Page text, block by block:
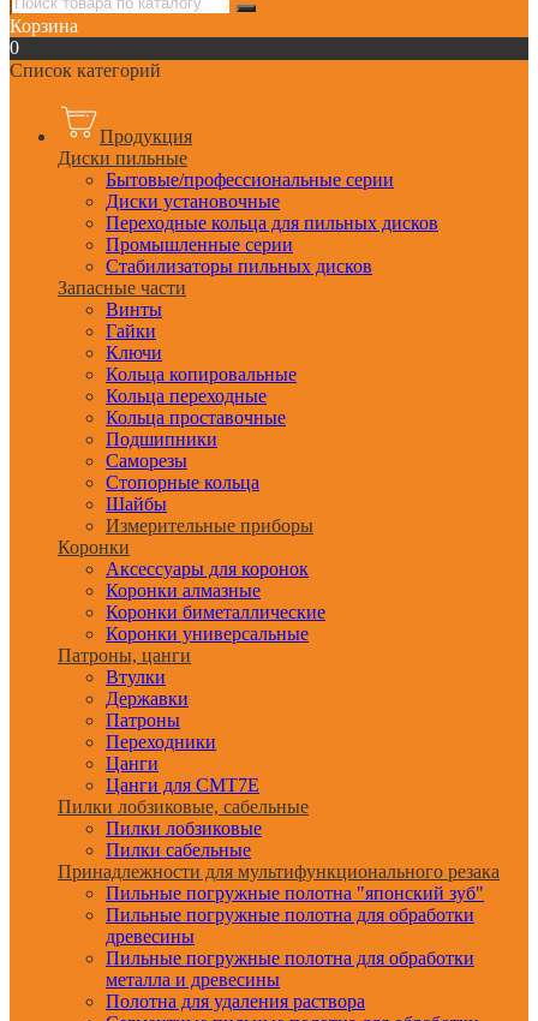
Корзина
0
Список категорий
Продукция
Диски пильные
Бытовые/профессиональные серии
Диски установочные
Переходные кольца для пильных дисков
Промышленные серии
Стабилизаторы пильных дисков
Запасные части
Винты
Гайки
Ключи
Кольца копировальные
Кольца переходные
Кольца проставочные
Подшипники
Саморезы
Стопорные кольца
Шайбы
Измерительные приборы
Коронки
Аксессуары для коронок
Коронки алмазные
Коронки биметаллические
Коронки универсальные
Патроны, цанги
Втулки
Державки
Патроны
Переходники
Цанги
Цанги для CMT7E
Пилки лобзиковые, сабельные
Пилки лобзиковые
Пилки сабельные
Принадлежности для мультифункционального резака
Пильные погружные полотна "японский зуб"
Пильные погружные полотна для обработки
древесины
Пильные погружные полотна для обработки
металла и древесины
Полотна для удаления раствора